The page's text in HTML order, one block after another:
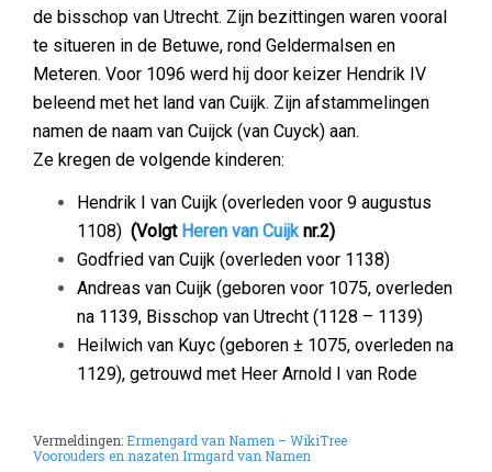
de bisschop van Utrecht. Zijn bezittingen waren vooral
te situeren in de Betuwe, rond Geldermalsen en
Meteren. Voor 1096 werd hij door keizer Hendrik IV
beleend met het land van Cuijk. Zijn afstammelingen
namen de naam van Cuijck (van Cuyck) aan.
Ze kregen de volgende kinderen:
Hendrik I van Cuijk (overleden voor 9 augustus
1108) (Volgt Heren van Cuijknr.2)
Godfried van Cuijk (overleden voor 1138)
Andreas van Cuijk (geboren voor 1075, overleden
na 1139, Bisschop van Utrecht (1128 – 1139)
Heilwich van Kuyc (geboren ± 1075, overleden na
1129), getrouwd met Heer Arnold I van Rode
Vermeldingen:Ermengard van Namen – WikiTree
Voorouders en nazaten Irmgard van Namen